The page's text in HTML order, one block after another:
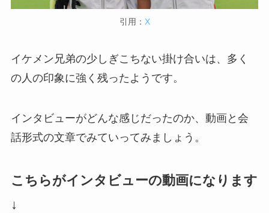
引用： X
イケメン兄弟の少しぎこちない掛け合いは、多く
の人の印象に強く残ったようです。
インタビューがどんな感じだったのか、動画と会
話形式の文章でみていってみましょう。
こちらがインタビューの動画になります
↓